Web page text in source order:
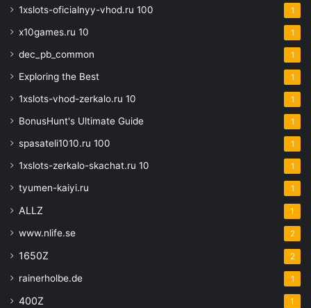
1xslots-oficialnyy-vhod.ru 100 1
x10games.ru 10 1
dec_pb_common 1
Exploring the Best 1
1xslots-vhod-zerkalo.ru 10 1
BonusHunt's Ultimate Guide 1
spasateli1010.ru 100 1
1xslots-zerkalo-skachat.ru 10 1
tyumen-kaiyi.ru 1
ALLZ 1
www.nlife.se 2
1650Z 2
rainerholbe.de 1
400Z 1